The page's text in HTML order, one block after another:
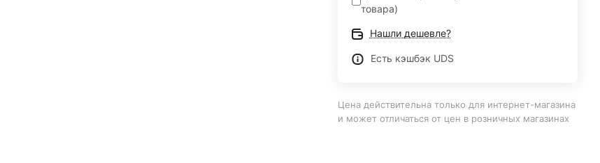
товара)
Нашли дешевле?
Есть кэшбэк UDS
Цена действительна только для интернет-магазина
и может отличаться от цен в розничных магазинах